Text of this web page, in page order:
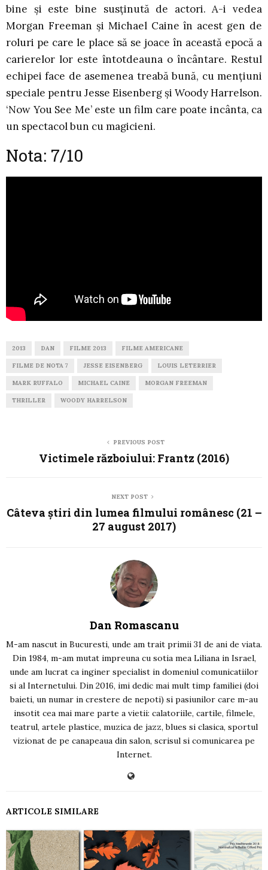
bine și este bine susținută de actori. A-i vedea
Morgan Freeman și Michael Caine în acest gen de
roluri pe care le place să se joace în această epocă a
carierelor lor este întotdeauna o încântare. Restul
echipei face de asemenea treabă bună, cu mențiuni
speciale pentru Jesse Eisenberg și Woody Harrelson.
‘Now You See Me’ este un film care poate incânta, ca
un spectacol bun cu magicieni.
Nota: 7/10
2013 DAN FILME 2013 FILME AMERICANE
FILME DE NOTA 7 JESSE EISENBERG LOUIS LETERRIER
MARK RUFFALO MICHAEL CAINE MORGAN FREEMAN
THRILLER WOODY HARRELSON
PREVIOUS POST
Victimele războiului: Frantz (2016)
NEXT POST
Câteva știri din lumea filmului românesc (21 –
27 august 2017)
Dan Romascanu
M-am nascut in Bucuresti, unde am trait primii 31 de ani de viata.
Din 1984, m-am mutat impreuna cu sotia mea Liliana in Israel,
unde am lucrat ca inginer specialist in domeniul comunicatiilor
si al Internetului. Din 2016, imi dedic mai mult timp familiei (doi
baieti, un numar in crestere de nepoti) si pasiunilor care m-au
insotit cea mai mare parte a vietii: calatoriile, cartile, filmele,
teatrul, artele plastice, muzica de jazz, blues si clasica, sportul
vizionat de pe canapeaua din salon, scrisul si comunicarea pe
Internet.
ARTICOLE SIMILARE